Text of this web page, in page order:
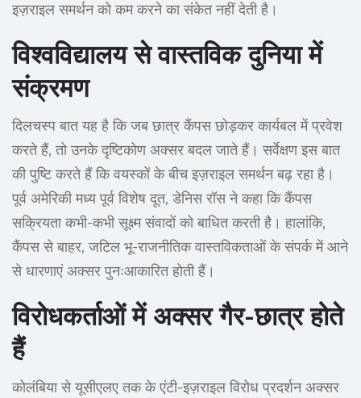
इज़राइल समर्थन को कम करने का संकेत नहीं देती है।
विश्वविद्यालय से वास्तविक दुनिया में
संक्रमण
दिलचस्प बात यह है कि जब छात्र कैंपस छोड़कर कार्यबल में प्रवेश
करते हैं, तो उनके दृष्टिकोण अक्सर बदल जाते हैं। सर्वेक्षण इस बात
की पुष्टि करते हैं कि वयस्कों के बीच इज़राइल समर्थन बढ़ रहा है।
पूर्व अमेरिकी मध्य पूर्व विशेष दूत, डेनिस रॉस ने कहा कि कैंपस
सक्रियता कभी-कभी सूक्ष्म संवादों को बाधित करती है। हालांकि,
कैंपस से बाहर, जटिल भू-राजनीतिक वास्तविकताओं के संपर्क में आने
से धारणाएं अक्सर पुनःआकारित होती हैं।
विरोधकर्ताओं में अक्सर गैर-छात्र होते
हैं
कोलंबिया से यूसीएलए तक के एंटी-इज़राइल विरोध प्रदर्शन अक्सर